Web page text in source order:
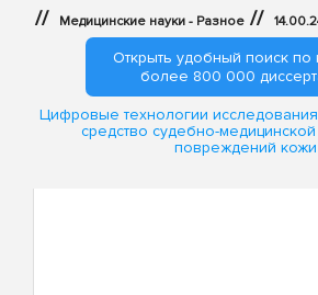
// Медицинские науки - Разное //
Открыть удобный поиск по
более 800 000
Цифровые технологии
средство судебно-медицинской
повреждений кожи